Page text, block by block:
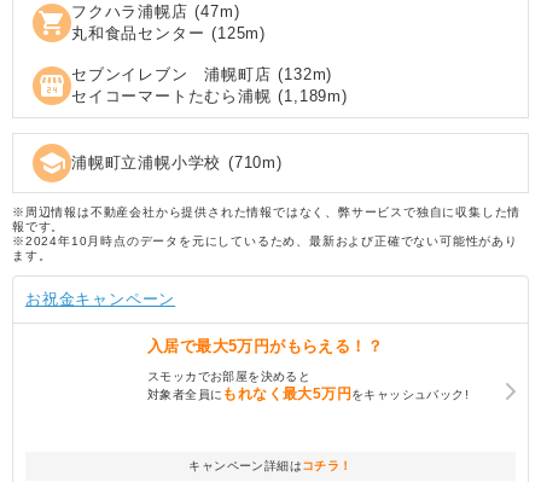
shopping_cart フクハラ浦幌店 (47m)
丸和食品センター (125m)
local_convenience_store セブンイレブン 浦幌町店 (132m)
セイコーマートたむら浦幌 (1,189m)
school 浦幌町立浦幌小学校 (710m)
※周辺情報は不動産会社から提供された情報ではなく、弊サービスで独自に収集した情
報です。
※2024年10月時点のデータを元にしているため、最新および正確でない可能性があり
ます。
お祝金キャンペーン
入居で最大5万円がもらえる！？
スモッカでお部屋を決めると
対象者全員に もれなく最大5万円をキャッシュバック!
キャンペーン詳細はコチラ！